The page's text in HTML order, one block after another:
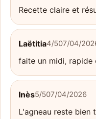
Recette claire et
Laëtitia4/507/04/
faite un midi, rapide
Inès5/507/04/2026
L'agneau reste bien